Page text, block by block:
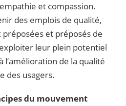
et compassion.
des emplois de qualité,
et préposés de
leur plein potentiel
l’amélioration de la qualité
des usagers.
du mouvement